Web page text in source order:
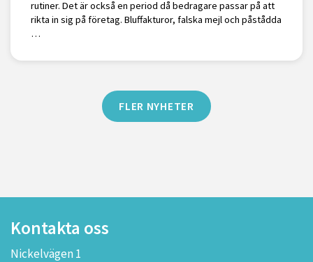
rutiner. Det är också en period då bedragare passar på att
rikta in sig på företag. Bluffakturor, falska mejl och påstådda
…
FLER NYHETER
Kontakta oss
Nickelvägen 1